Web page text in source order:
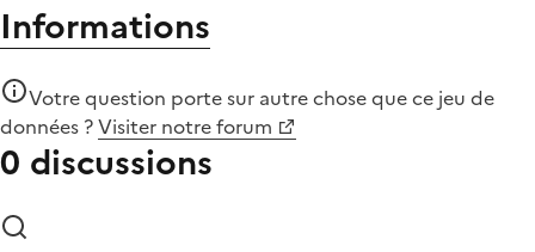
Informations
Votre question porte sur autre chose quece jeu de
données ?Visiter notre forum
0 discussions